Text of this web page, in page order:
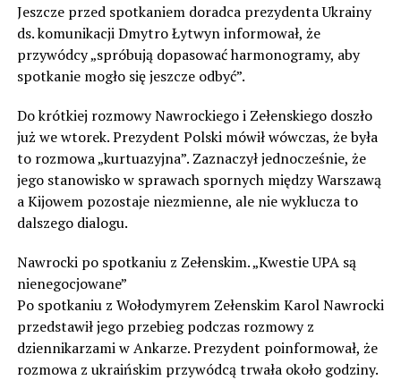
Jeszcze przed spotkaniem doradca prezydenta Ukrainy
ds. komunikacji Dmytro Łytwyn informował, że
przywódcy „spróbują dopasować harmonogramy, aby
spotkanie mogło się jeszcze odbyć”.
Do krótkiej rozmowy Nawrockiego i Zełenskiego doszło
już we wtorek. Prezydent Polski mówił wówczas, że była
to rozmowa „kurtuazyjna”. Zaznaczył jednocześnie, że
jego stanowisko w sprawach spornych między Warszawą
a Kijowem pozostaje niezmienne, ale nie wyklucza to
dalszego dialogu.
Nawrocki po spotkaniu z Zełenskim. „Kwestie UPA są
nienegocjowane”
Po spotkaniu z Wołodymyrem Zełenskim Karol Nawrocki
przedstawił jego przebieg podczas rozmowy z
dziennikarzami w Ankarze. Prezydent poinformował, że
rozmowa z ukraińskim przywódcą trwała około godziny.